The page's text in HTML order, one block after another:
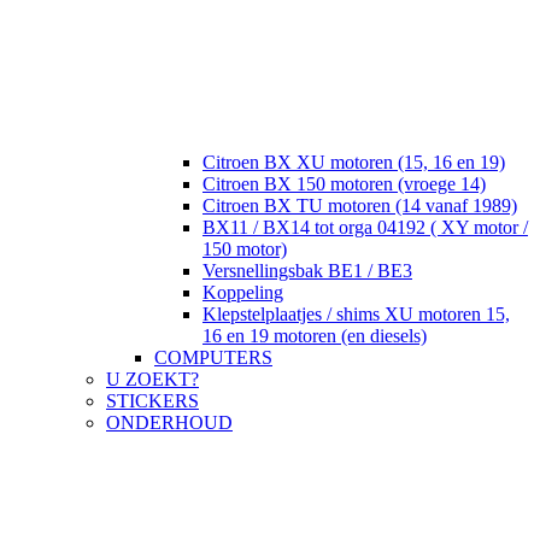
Citroen BX XU motoren (15, 16 en 19)
Citroen BX 150 motoren (vroege 14)
Citroen BX TU motoren (14 vanaf 1989)
BX11 / BX14 tot orga 04192 ( XY motor /
150 motor)
Versnellingsbak BE1 / BE3
Koppeling
Klepstelplaatjes / shims XU motoren 15,
16 en 19 motoren (en diesels)
COMPUTERS
U ZOEKT?
STICKERS
ONDERHOUD